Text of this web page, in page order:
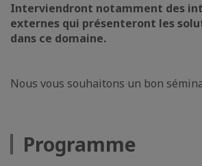
Interviendront notamment des
externes qui présenteront les
dans ce domaine.
Nous vous souhaitons un bon
Programme